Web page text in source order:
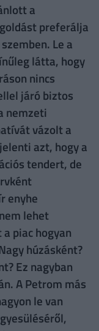
a
preferálja
Le a
látta, hogy
nincs
járó biztos
nemzeti
vázolt a
azt, hogy a
tendert, de
enyhe
lehet
piac hogyan
húzásként?
Ez nagyban
A Petrom más
le van